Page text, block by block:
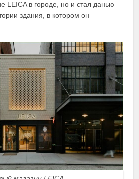
LEICA в городе, но и стал данью
здания, в котором он